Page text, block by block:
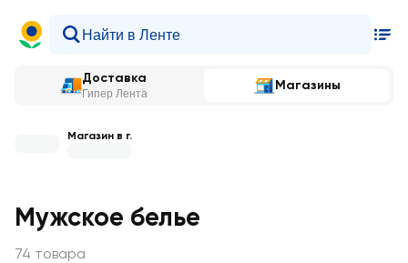
Доставка
Гипер Лента
Магазины
Магазин в г.
Мужское белье
74 товара